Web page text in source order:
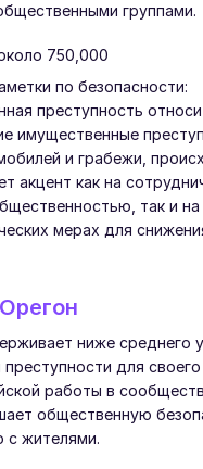
группами.
750,000
по безопасности:
преступность
имущественные
и грабежи,
акцент как на
так и на
мерах для
ниже среднего
преступности для
работы в
общественную
с жителями.